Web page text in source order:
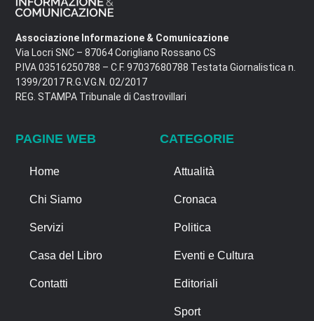
Associazione Informazione & Comunicazione
Via Locri SNC – 87064 Corigliano Rossano CS
P.IVA 03516250788 – C.F. 97037680788 Testata Giornalistica n.
1399/2017 R.G.V.G.N. 02/2017
REG. STAMPA Tribunale di Castrovillari
PAGINE WEB
Home
Chi Siamo
Servizi
Casa del Libro
Contatti
CATEGORIE
Attualità
Cronaca
Politica
Eventi e Cultura
Editoriali
Sport